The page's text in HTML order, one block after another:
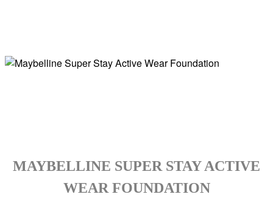
MAYBELLINE SUPER STAY ACTIVE
WEAR FOUNDATION